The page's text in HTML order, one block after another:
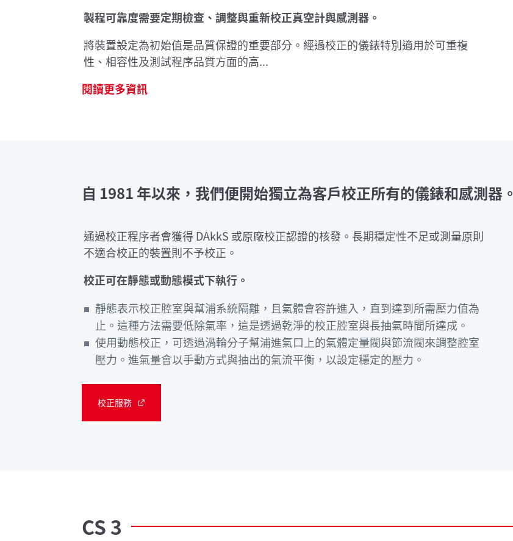
製程可靠度需要定期檢查、調整與重新校正真空計與感測器。
將裝置設定為初始值是品質保證的重要部分。經過校正的儀錶特別適用於可重複
性、相容性及測試程序品質方面的高...
閱讀更多資訊
自 1981 年以來，我們便開始獨立為客戶校正所有的儀錶和感測器。
通過校正程序者會獲得 DAkkS 或原廠校正認證的核發。長期穩定性不足或測量原則
不適合校正的裝置則不予校正。
校正可在靜態或動態模式下執行。
靜態表示校正腔室與幫浦系統隔離，且氣體會容許進入，直到達到所需壓力值為
止。這種方法需要低除氣率，這是透過乾淨的校正腔室與長抽氣時間所達成。
使用動態校正，可透過渦輪分子幫浦進氣口上的氣體定量閥與節流閥來調整腔室
壓力。進氣量會以手動方式與抽出的氣流平衡，以設定穩定的壓力。
校正服務
CS3